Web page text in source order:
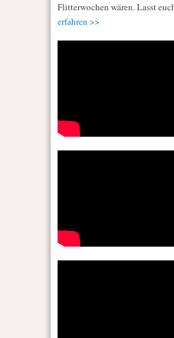
Flitterwochen wären. Lasst
erfahren >>